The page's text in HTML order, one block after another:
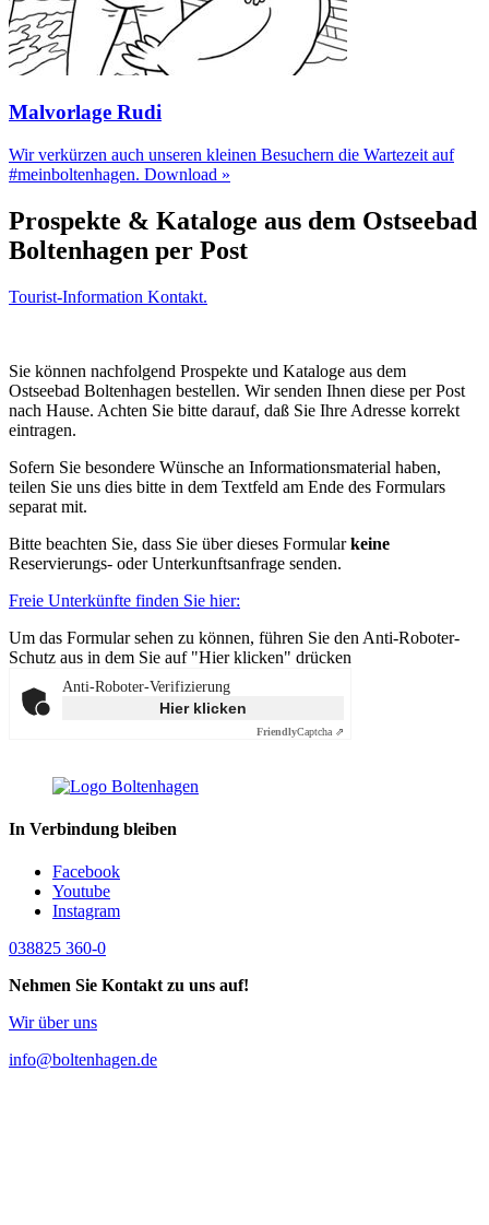
Malvorlage Rudi
Wir verkürzen auch unseren kleinen Besuchern die Wartezeit auf
#meinboltenhagen. Download »
Prospekte & Kataloge aus dem Ostseebad
Boltenhagen per Post
Tourist-Information Kontakt.
Sie können nachfolgend Prospekte und Kataloge aus dem
Ostseebad Boltenhagen bestellen. Wir senden Ihnen diese per Post
nach Hause. Achten Sie bitte darauf, daß Sie Ihre Adresse korrekt
eintragen.
Sofern Sie besondere Wünsche an Informationsmaterial haben,
teilen Sie uns dies bitte in dem Textfeld am Ende des Formulars
separat mit.
Bitte beachten Sie, dass Sie über dieses Formularkeine
Reservierungs- oder Unterkunftsanfrage senden.
Freie Unterkünfte finden Sie hier:
Um das Formular sehen zu können, führen Sie den Anti-Roboter-
Schutz aus in dem Sie auf "Hier klicken" drücken
Anti-Roboter-Verifizierung
Hier klicken
FriendlyCaptcha ⇗
In Verbindung bleiben
Facebook
Youtube
Instagram
038825 360-0
Nehmen Sie Kontakt zu uns auf!
Wir über uns
info@boltenhagen.de